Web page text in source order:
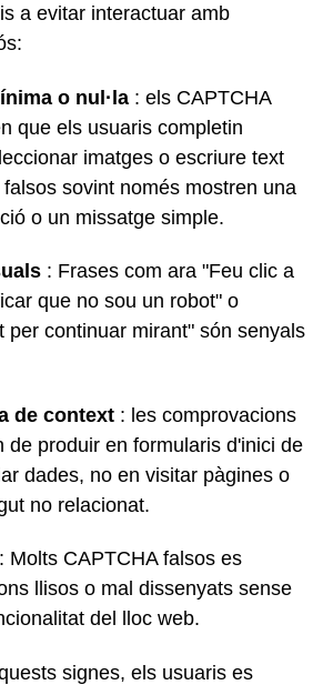
a evitar interactuar amb
o nul·la : els CAPTCHA
que els usuaris completin
imatges o escriure text
sovint només mostren una
o un missatge simple.
: Frases com ara "Feu clic a
que no sou un robot" o
per continuar mirant" són senyals
de context : les comprovacions
de produir en formularis d'inici de
dades, no en visitar pàgines o
no relacionat.
: Molts CAPTCHA falsos es
llisos o mal dissenyats sense
del lloc web.
signes, els usuaris es